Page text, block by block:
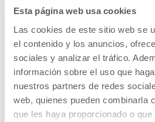
Esta página web usa cookies
Las cookies de este sitio web se
el contenido y los anuncios,
sociales y analizar el tráfico.
información sobre el uso que
nuestros partners de redes
web, quienes pueden combinarla
que les haya proporcionado o
que se utilizan
tratamiento a corto plazo
como la ansiedad y el
también son eficaces como
musculares,
desintoxicación alcohólica.
Para leer la noticia